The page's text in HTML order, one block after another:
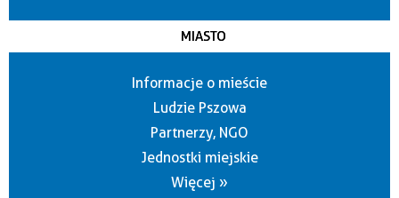
MIASTO
Informacje o mieście
Ludzie Pszowa
Partnerzy, NGO
Jednostki miejskie
Więcej »